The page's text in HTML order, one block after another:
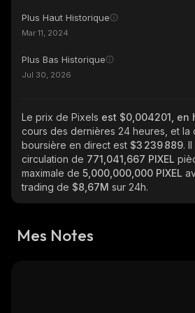
Plus Haut Historique
Mar 11, 2024
Plus Bas Historique
Jul 30, 2026
Le prix de Pixels est $0,004201, en
cours des dernières 24 heures, et la
boursière en direct est $3 239 889.
circulation de 771,041,667 PIXEL
maximale de 5,000,000,000 PIXEL
trading de $8,67M sur 24h.
Mes Notes